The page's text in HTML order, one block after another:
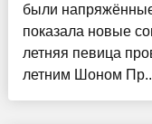
были
показала новые
летняя певица
летним Шоном